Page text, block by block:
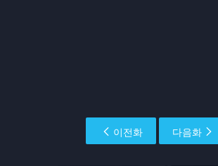
이전화 다음화